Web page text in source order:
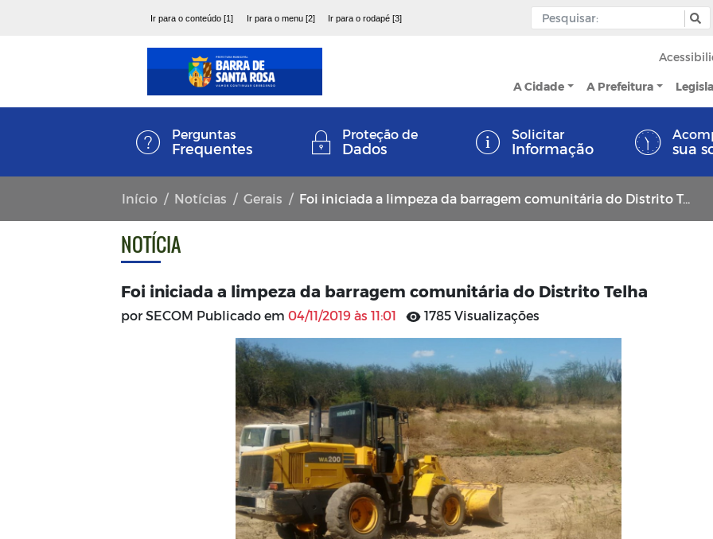
Ir para o conteúdo [1] Ir para o menu [2] Ir para o rodapé [3]
A Cidade A Prefeitura
Perguntas
Frequentes
Proteção de
Dados
Solicitar
Informação sua
Início Notícias Gerais Foi iniciada a limpeza da barragem comunitária do Distrito Telha
NOTÍCIA
Foi iniciada a limpeza da barragem comunitária do Distrito Telha
por SECOM Publicado em 04/11/2019 às 11:01 1785 Visualizações